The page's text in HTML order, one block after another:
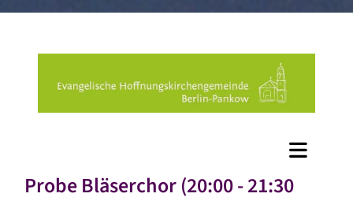
Probe Bläserchor (20:00 - 21:30